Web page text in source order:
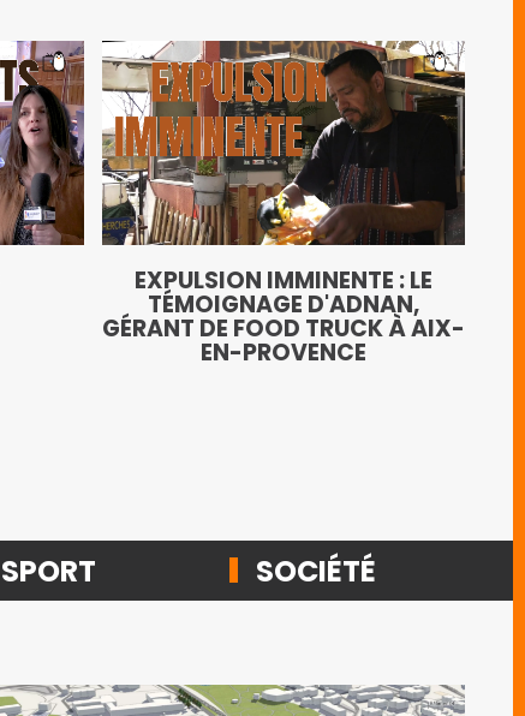
EXPULSION IMMINENTE : LE
TÉMOIGNAGE D'ADNAN,
GÉRANT DE FOOD TRUCK À AIX-
EN-PROVENCE
SPORT SOCIÉTÉ